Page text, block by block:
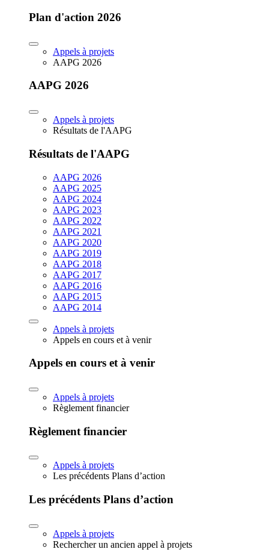
Plan d'action 2026
Appels à projets
AAPG 2026
AAPG 2026
Appels à projets
Résultats de l'AAPG
Résultats de l'AAPG
AAPG 2026
AAPG 2025
AAPG 2024
AAPG 2023
AAPG 2022
AAPG 2021
AAPG 2020
AAPG 2019
AAPG 2018
AAPG 2017
AAPG 2016
AAPG 2015
AAPG 2014
Appels à projets
Appels en cours et à venir
Appels en cours et à venir
Appels à projets
Règlement financier
Règlement financier
Appels à projets
Les précédents Plans d’action
Les précédents Plans d’action
Appels à projets
Rechercher un ancien appel à projets